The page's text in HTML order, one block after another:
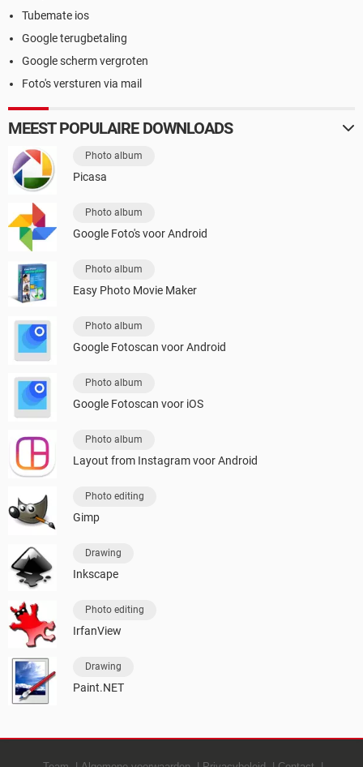
Tubemate ios
Google terugbetaling
Google scherm vergroten
Foto's versturen via mail
MEEST POPULAIRE DOWNLOADS
Photo album
Picasa
Photo album
Google Foto's voor Android
Photo album
Easy Photo Movie Maker
Photo album
Google Fotoscan voor Android
Photo album
Google Fotoscan voor iOS
Photo album
Layout from Instagram voor Android
Photo editing
Gimp
Drawing
Inkscape
Photo editing
IrfanView
Drawing
Paint.NET